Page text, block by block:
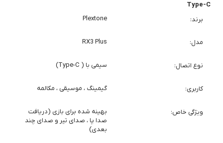
Type-C
برند
Plextone
مدل RX3 Plus
نوع اتصال سیمی با ( Type-C)
کاربری گیمینگ ، موسیقی ، مکالمه
ویژگی خاص
بهینه شده برای بازی (دریافت
صدا پا ، صدای تیر و صدای چند
بعدی)